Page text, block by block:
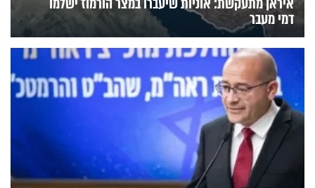
דמי מעבר